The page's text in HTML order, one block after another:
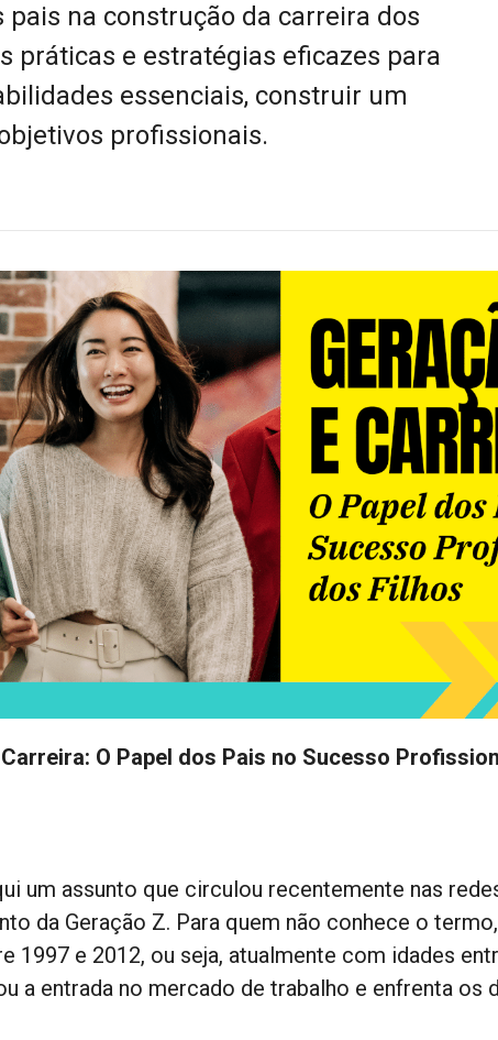
na construção da carreira dos
práticas e estratégias eficazes para
essenciais, construir um
profissionais.
O Papel dos Pais no Sucesso
um assunto que circulou recentemente nas
da Geração Z. Para quem não conhece o
1997 e 2012, ou seja, atualmente com idades
a entrada no mercado de trabalho e enfrenta os